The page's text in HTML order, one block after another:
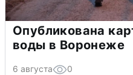
Опубликована
воды в Воронеже
6 августа 0